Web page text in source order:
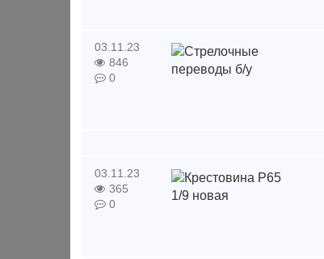
03.11.23
846
0
03.11.23
365
0